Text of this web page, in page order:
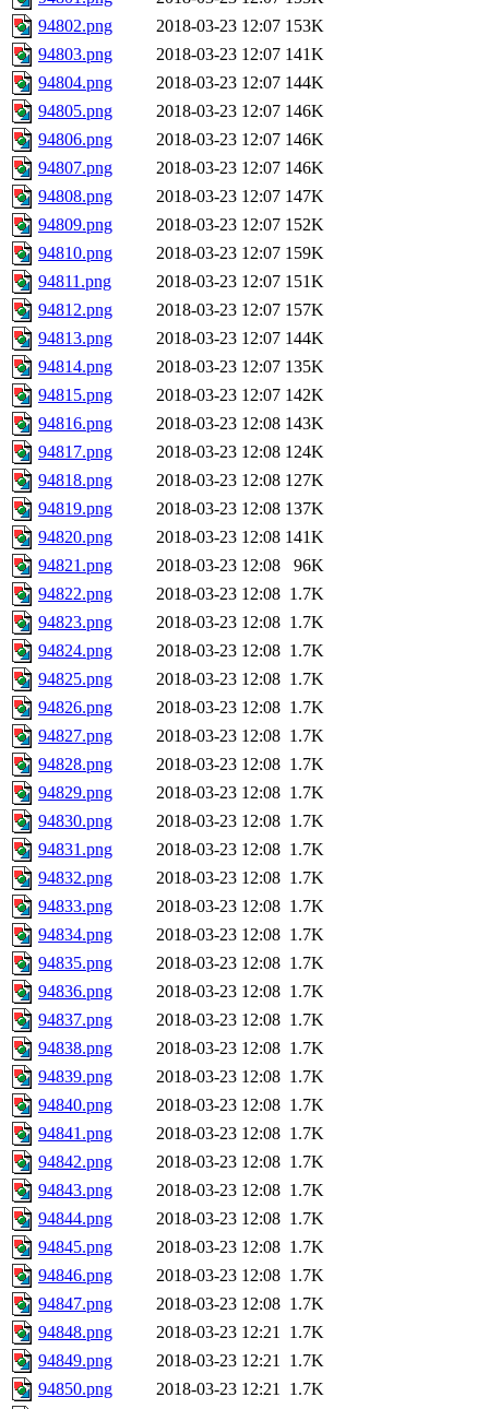
94802.png
2018-03-23 12:07 153K
94803.png
2018-03-23 12:07 141K
94804.png
2018-03-23 12:07 144K
94805.png
2018-03-23 12:07 146K
94806.png
2018-03-23 12:07 146K
94807.png
2018-03-23 12:07 146K
94808.png
2018-03-23 12:07 147K
94809.png
2018-03-23 12:07 152K
94810.png
2018-03-23 12:07 159K
94811.png
2018-03-23 12:07 151K
94812.png
2018-03-23 12:07 157K
94813.png
2018-03-23 12:07 144K
94814.png
2018-03-23 12:07 135K
94815.png
2018-03-23 12:07 142K
94816.png
2018-03-23 12:08 143K
94817.png
2018-03-23 12:08 124K
94818.png
2018-03-23 12:08 127K
94819.png
2018-03-23 12:08 137K
94820.png
2018-03-23 12:08 141K
94821.png
2018-03-23 12:08
96K
94822.png
2018-03-23 12:08 1.7K
94823.png
2018-03-23 12:08 1.7K
94824.png
2018-03-23 12:08 1.7K
94825.png
2018-03-23 12:08 1.7K
94826.png
2018-03-23 12:08 1.7K
94827.png
2018-03-23 12:08 1.7K
94828.png
2018-03-23 12:08 1.7K
94829.png
2018-03-23 12:08 1.7K
94830.png
2018-03-23 12:08 1.7K
94831.png
2018-03-23 12:08 1.7K
94832.png
2018-03-23 12:08 1.7K
94833.png
2018-03-23 12:08 1.7K
94834.png
2018-03-23 12:08 1.7K
94835.png
2018-03-23 12:08 1.7K
94836.png
2018-03-23 12:08 1.7K
94837.png
2018-03-23 12:08 1.7K
94838.png
2018-03-23 12:08 1.7K
94839.png
2018-03-23 12:08 1.7K
94840.png
2018-03-23 12:08 1.7K
94841.png
2018-03-23 12:08 1.7K
94842.png
2018-03-23 12:08 1.7K
94843.png
2018-03-23 12:08 1.7K
94844.png
2018-03-23 12:08 1.7K
94845.png
2018-03-23 12:08 1.7K
94846.png
2018-03-23 12:08 1.7K
94847.png
2018-03-23 12:08 1.7K
94848.png
2018-03-23 12:21 1.7K
94849.png
2018-03-23 12:21 1.7K
94850.png
2018-03-23 12:21 1.7K